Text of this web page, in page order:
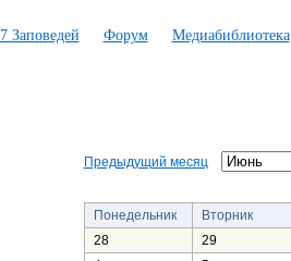
7 Заповедей Форум Медиабиблиотека
Предыдущий месяц
Понедельник
Вторник
28
29